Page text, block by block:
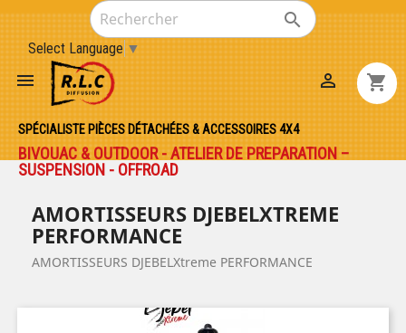

Select Language ▼
 shopping_cart

SPÉCIALISTE PIÈCES DÉTACHÉES & ACCESSOIRES 4X4
BIVOUAC & OUTDOOR - ATELIER DE PREPARATION –
SUSPENSION - OFFROAD
AMORTISSEURS DJEBELXTREME
PERFORMANCE
AMORTISSEURS DJEBELXtreme PERFORMANCE